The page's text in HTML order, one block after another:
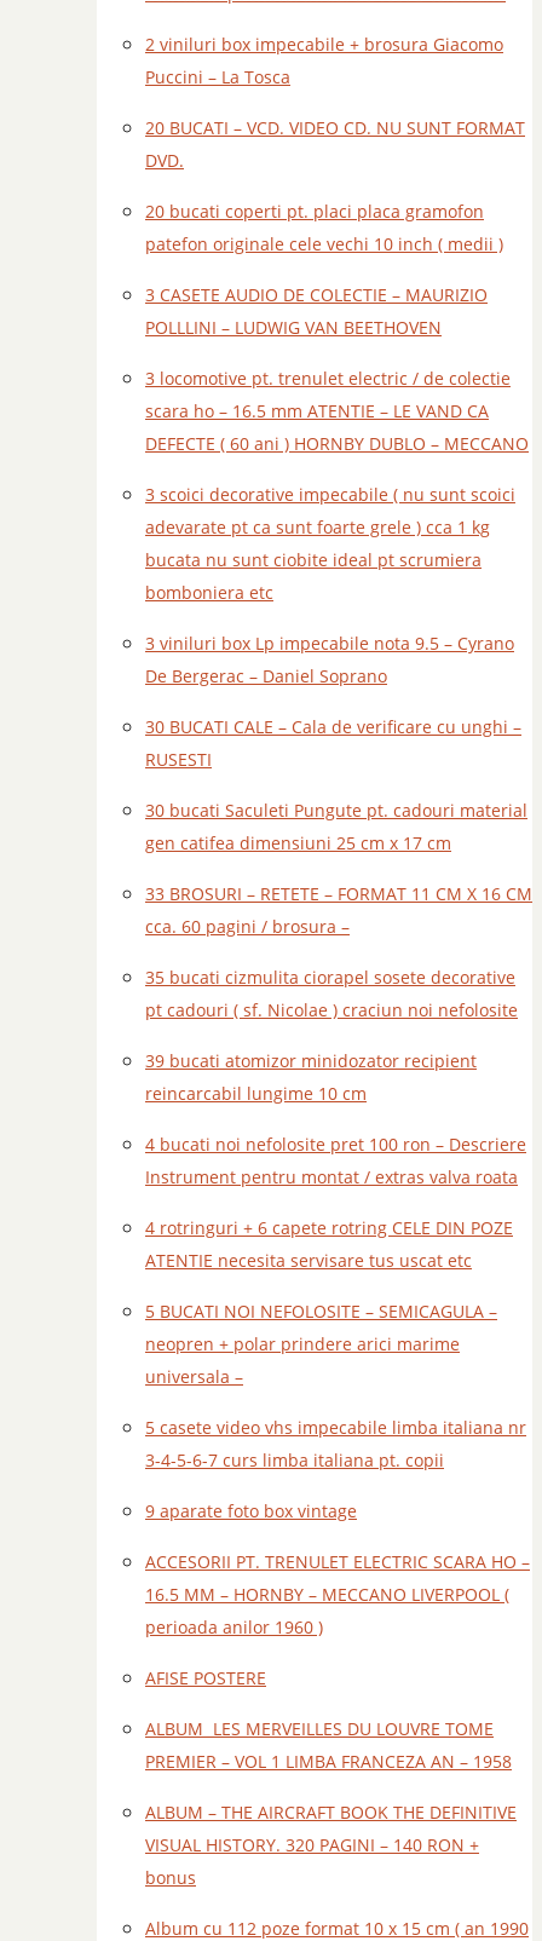
2 viniluri box impecabile + brosura Giacomo
Puccini – La Tosca
20 BUCATI – VCD. VIDEO CD. NU SUNT FORMAT
DVD.
20 bucati coperti pt. placi placa gramofon
patefon originale cele vechi 10 inch ( medii )
3 CASETE AUDIO DE COLECTIE – MAURIZIO
POLLLINI – LUDWIG VAN BEETHOVEN
3 locomotive pt. trenulet electric / de colectie
scara ho – 16.5 mm ATENTIE – LE VAND CA
DEFECTE ( 60 ani ) HORNBY DUBLO – MECCANO
3 scoici decorative impecabile ( nu sunt scoici
adevarate pt ca sunt foarte grele ) cca 1 kg
bucata nu sunt ciobite ideal pt scrumiera
bomboniera etc
3 viniluri box Lp impecabile nota 9.5 – Cyrano
De Bergerac – Daniel Soprano
30 BUCATI CALE – Cala de verificare cu unghi –
RUSESTI
30 bucati Saculeti Pungute pt. cadouri material
gen catifea dimensiuni 25 cm x 17 cm
33 BROSURI – RETETE – FORMAT 11 CM X 16 CM
cca. 60 pagini / brosura –
35 bucati cizmulita ciorapel sosete decorative
pt cadouri ( sf. Nicolae ) craciun noi nefolosite
39 bucati atomizor minidozator recipient
reincarcabil lungime 10 cm
4 bucati noi nefolosite pret 100 ron – Descriere
Instrument pentru montat / extras valva roata
4 rotringuri + 6 capete rotring CELE DIN POZE
ATENTIE necesita servisare tus uscat etc
5 BUCATI NOI NEFOLOSITE – SEMICAGULA –
neopren + polar prindere arici marime
universala –
5 casete video vhs impecabile limba italiana nr
3-4-5-6-7 curs limba italiana pt. copii
9 aparate foto box vintage
ACCESORII PT. TRENULET ELECTRIC SCARA HO –
16.5 MM – HORNBY – MECCANO LIVERPOOL (
perioada anilor 1960 )
AFISE POSTERE
ALBUM LES MERVEILLES DU LOUVRE TOME
PREMIER – VOL 1 LIMBA FRANCEZA AN – 1958
ALBUM – THE AIRCRAFT BOOK THE DEFINITIVE
VISUAL HISTORY. 320 PAGINI – 140 RON +
bonus
Album cu 112 poze format 10 x 15 cm ( an 1990